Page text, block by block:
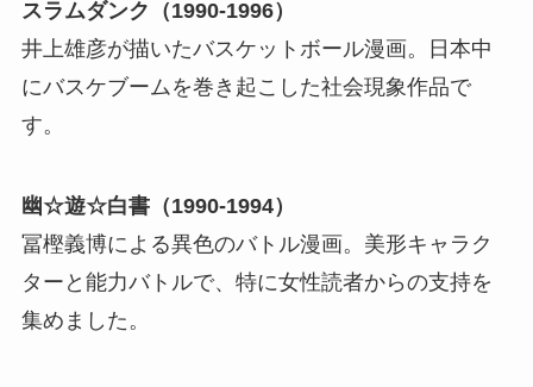
スラムダンク（1990-1996）
井上雄彦が描いたバスケットボール漫画。日本中
にバスケブームを巻き起こした社会現象作品で
す。
幽☆遊☆白書（1990-1994）
冨樫義博による異色のバトル漫画。美形キャラク
ターと能力バトルで、特に女性読者からの支持を
集めました。